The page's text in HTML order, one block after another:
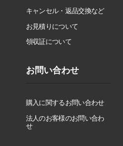
キャンセル・返品交換など
お見積りについて
領収証について
お問い合わせ
購入に関するお問い合わせ
法人のお客様のお問い合わ
せ